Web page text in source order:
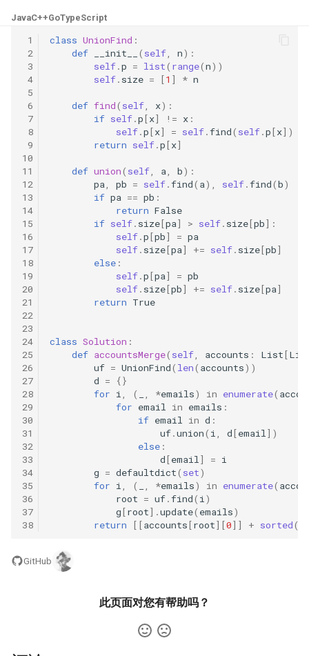
34. 二叉树中和为某一值的路
35. 复杂链表的复制
36. 二叉搜索树与双向链表
37. 序列化二叉树
38. 字符串的排列
39. 数组中出现次数超过一半
的数字
40. 最小的 k 个数
41. 数据流中的中位数
42. 连续子数组的最大和
43. 1 ～ n 整数中 1 出现的次
44. 数字序列中某一位的数字
45. 把数组排成最小的数
46. 把数字翻译成字符串
47. 礼物的最大价值
48. 最长不含重复字符的子字
50. 第一个只出现一次的字符
31. 最近最少使用缓存
32. 有效的变位词
33. 变位词组
34. 外星语言是否排序
35. 最小时间差
36. 后缀表达式
37. 小行星碰撞
38. 每日温度
39. 直方图最大矩形面积
40. 矩阵中最大的矩形
41. 滑动窗口的平均值
42. 最近请求次数
43. 往完全二叉树添加节点
44. 二叉树每层的最大值
45. 二叉树最底层最左边的值
46. 二叉树的右侧视图
49. 从根节点到叶节点的路径
5.2. 二进制数转字符串
5.3. 翻转数位
5.4. 下一个数
5.6. 整数转换
5.7. 配对交换
5.8. 绘制直线
8.1. 三步问题
8.2. 迷路的机器人
8.3. 魔术索引
8.4. 幂集
8.5. 递归乘法
8.6. 汉诺塔问题
8.7. 无重复字符串的排列组合
8.8. 有重复字符串的排列组合
8.9. 括号
8.10. 颜色填充
8.13. 堆箱子
JavaC++GoTypeScript
1
2
3
4
5
6
7
8
9
10
11
12
13
14
15
16
17
18
19
20
21
22
23
24
25
26
27
28
29
30
31
32
33
34
35
36
37
38
class UnionFind :
def
__init__ ( self, n):
self.p = list( range(n))
self. size = [1 ] * n
def find( self, x):
if self.p[x] != x :
self.p[x] = self.find( self.p[x])
return self.p[x]
def union( self, a, b):
pa, pb = self.find( a), self.find(b)
if pa == pb :
return False
if self. size[pa] > self. size[pb]:
self.p[pb] = pa
self. size[pa] += self. size[pb]
else :
self.p[pa] = pb
self. size[pb] += self. size[pa]
return True
class Solution :
def accountsMerge( self, accounts : List[
uf = UnionFind( len( accounts))
d =
{}
for i, ( , *emails) in enumerate(
for email in emails :
if email in d :
uf.union( i, d[email])
else :
d[email] = i
g = defaultdict( set)
for i, ( , *emails) in enumerate(
root = uf.find( i)
g[root] .update( emails)
return
[[accounts[root][0]] + sorted(
GitHub
此页面对您有帮助吗？